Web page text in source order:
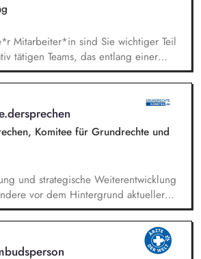
Mitarbeiter*in sind Sie wichtiger Teil
tätigen Teams, das entlang einer
soziale Innovation
die Geschäftsführung bei der
und entwickeln dabei
der Stiftung weiter. Sie
Erkenntnisse in
entlang unserer
Komitee für Grundrechte und
und strategische Weiterentwicklung
vor dem Hintergrund aktueller
in den Projektregionen,
und web in Deutsch und Englisch,
bei Vorträgen, Netzwerk- u.
Weiterentwicklung des